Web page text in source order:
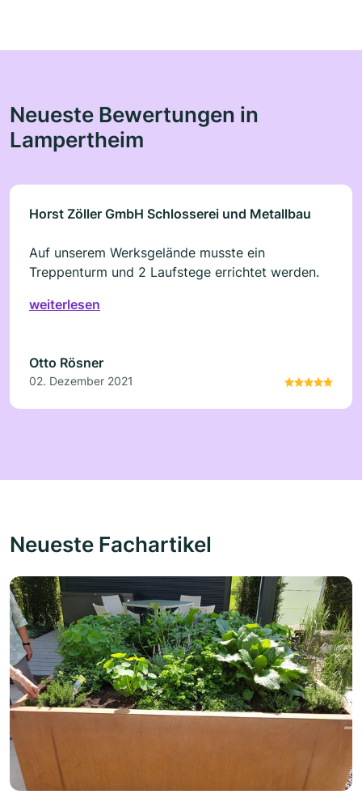
Neueste Bewertungen in
Lampertheim
Horst Zöller GmbH Schlosserei und Metallbau
Auf unserem Werksgelände musste ein
Treppenturm und 2 Laufstege errichtet werden.
weiterlesen
Otto Rösner
02. Dezember 2021
Neueste Fachartikel